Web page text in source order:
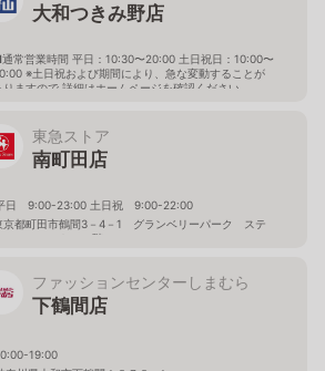
大和つきみ野店
常営業時間 平日：10:30〜20:00 土日祝日：10:00〜
※土日祝および期間により、急な変動することが
りますので 詳細はホームページを確認ください
東急ストア
南町田店
日 9:00-23:00 土日祝 9:00-22:00
京都町田市鶴間3－4－1 グランベリーパーク ステ
ーションコート １階（Ｂ１０１）
ファッションセンターしまむら
下鶴間店
19:00